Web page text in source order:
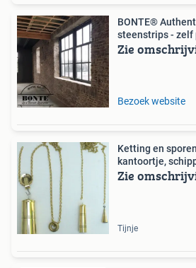
BONTE®
steenstrips - zelf
Zie
Bezoek website
Ketting en
kantoortje,
Zie
Tijnje